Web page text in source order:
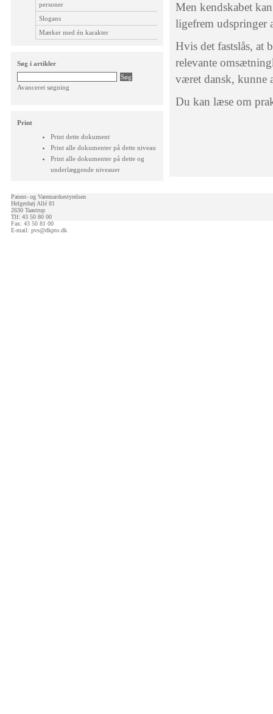
personer
Slogans
Mærker med én karakter
Søg i artikler
Avanceret søgning
Print
Print dette dokument
Print alle dokumenter på dette niveau
Print alle dokumenter på dette og
underlæggende niveauer
Men kendskabet
ligefrem udspringer
Hvis det fastslås, at
relevante
været dansk, kunne
Du kan læse om
Patent- og Varemærkestyrelsen
Helgeshøj Allé 81
2630 Taastrup
Tlf: 43 50 80 00
Fax: 43 50 81 00
E-mail: pvs@dkpto.dk